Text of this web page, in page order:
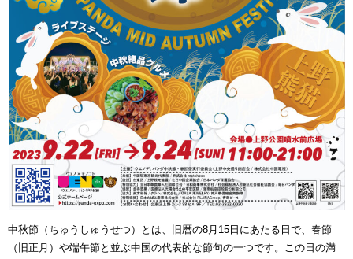
中秋節（ちゅうしゅうせつ）とは、旧暦の8月15日にあたる日で、春節
（旧正月）や端午節と並ぶ中国の代表的な節句の一つです。この日の満